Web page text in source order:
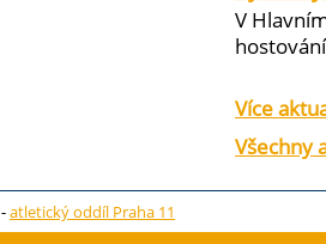
V
Více
Všechny
-atletický oddíl Praha 11